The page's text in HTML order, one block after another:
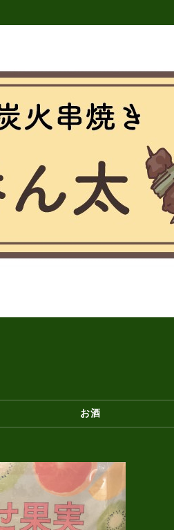
お酒